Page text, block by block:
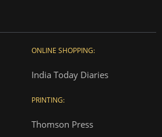
ONLINE SHOPPING:
India Today Diaries
PRINTING:
Thomson Press